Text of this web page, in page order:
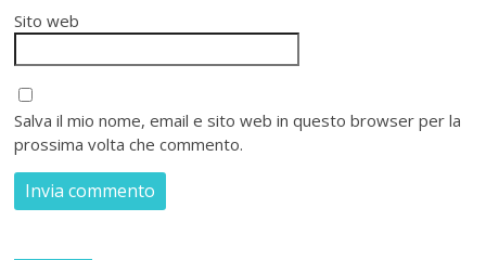
Sito web
Salva il mio nome, email e sito web in questo browser per la
prossima volta che commento.